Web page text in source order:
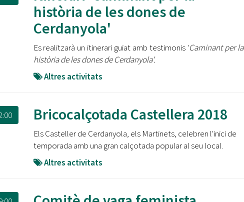
Oberta la convocatòria d'Ajuts per a l'autoocupació
jove 2026
Cerdanyola opta a més de 5 milions d'euros del Pla de
Barris per transformar les Fontetes, Quatre Cantons i
l'entorn de l'avinguda Catalunya
El FIT presenta el cartell de la seva 16a edició i dona el
L’Ajuntament reparteix ulleres gratuïtes per veure
l'eclipsi solar
història de les dones de
Cerdanyola'
Es realitzarà un itinerari guiat amb testimonis 'Caminant per la
història de les dones de Cerdanyola'.
Altres activitats
Bricocalçotada Castellera 2018
Els Casteller de Cerdanyola, els Martinets, celebren l'inici de
temporada amb una gran calçotada popular al seu local.
Altres activitats